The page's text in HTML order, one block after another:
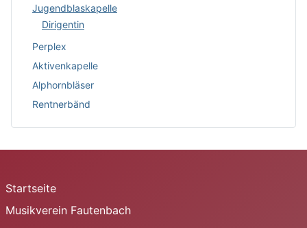
Jugendblaskapelle
Dirigentin
Perplex
Aktivenkapelle
Alphornbläser
Rentnerbänd
Startseite
Musikverein Fautenbach